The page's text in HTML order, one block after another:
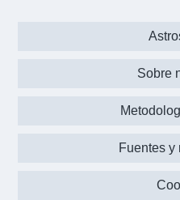
Sobre
Fuentes y